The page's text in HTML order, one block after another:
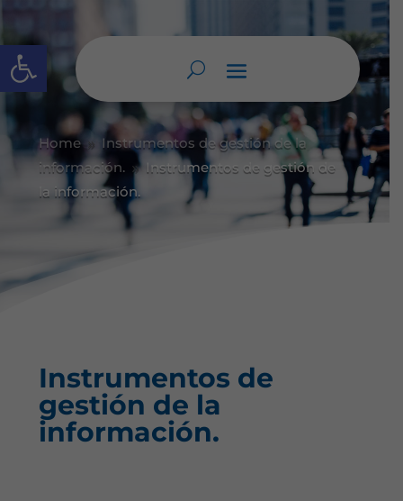
Abrir barra de herramientas
Home 9
Instrumentos de gestión de la
información. 9
Instrumentos de gestión de
la información.
Instrumentos de
gestión de la
información.